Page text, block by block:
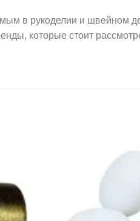
в рукоделии и швейном
которые стоит